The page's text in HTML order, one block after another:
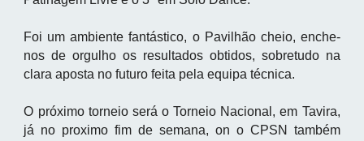
Foi um ambiente fantástico, o Pavilhão cheio, enche-
nos de orgulho os resultados obtidos, sobretudo na
clara aposta no futuro feita pela equipa técnica.
O próximo torneio será o Torneio Nacional, em Tavira,
já no proximo fim de semana, on o CPSN também